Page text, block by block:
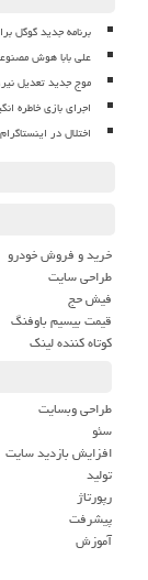
برنامه جدید گوگل
علی بابا هوش
موج جدید تعدیل
اجرای بازی خاطره
اختلال در
خرید و فروش خودرو
طراحی سایت
فیش حج
قیمت بیسیم باوفنگ
کوتاه کننده لینک
طراحی وبسایت
سئو
افزایش بازدید سایت
تولید
رپورتاژ
پیشرفت
آموزش